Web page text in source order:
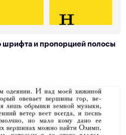
шрифта и пропорцией полосы